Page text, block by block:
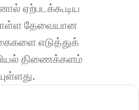
ஏற்படக்கூடிய
தேவையான
எடுத்துக்
திணைக்களம்